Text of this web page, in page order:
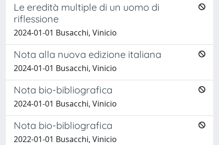
Le eredità multiple di un uomo di
riflessione
2024-01-01 Busacchi, Vinicio
Nota alla nuova edizione italiana
2024-01-01 Busacchi, Vinicio
Nota bio-bibliografica
2024-01-01 Busacchi, Vinicio
Nota bio-bibliografica
2022-01-01 Busacchi, Vinicio